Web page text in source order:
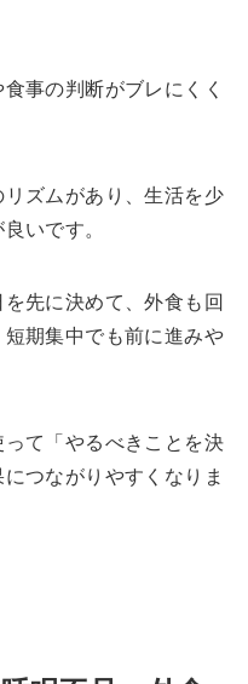
事の判断がブレにくく
ズムがあり、生活を少
いです。
先に決めて、外食も回
期集中でも前に進みや
て「やるべきことを決
つながりやすくなりま